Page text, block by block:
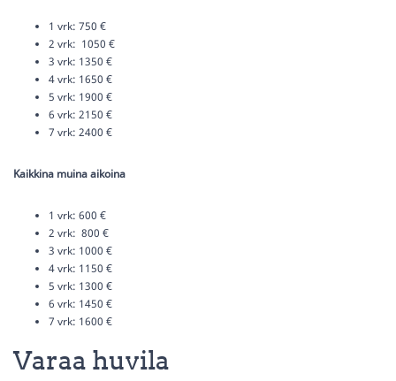
1 vrk: 750 €
2 vrk: 1050 €
3 vrk: 1350 €
4 vrk: 1650 €
5 vrk: 1900 €
6 vrk: 2150 €
7 vrk: 2400 €
Kaikkina muina aikoina
1 vrk: 600 €
2 vrk: 800 €
3 vrk: 1000 €
4 vrk: 1150 €
5 vrk: 1300 €
6 vrk: 1450 €
7 vrk: 1600 €
Varaa huvila